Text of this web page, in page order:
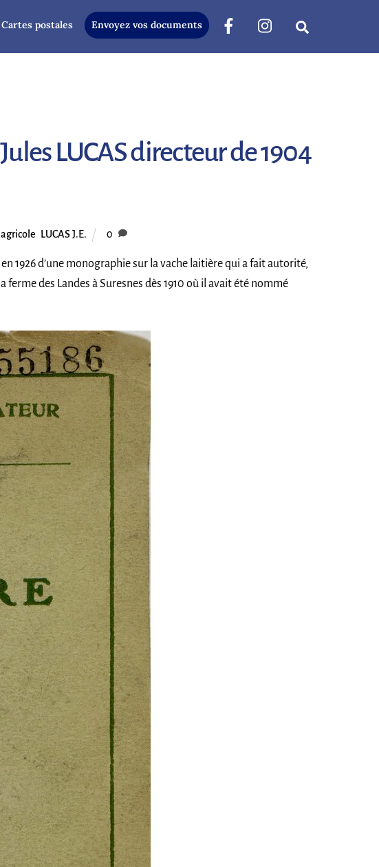
Cartes postales Envoyez vos documents
LUCAS directeur de 1904
LUCAS J.E. 0
1926 d’une monographie sur la vache laitière qui a fait autorité,
des Landes à Suresnes dès 1910 où il avait été nommé